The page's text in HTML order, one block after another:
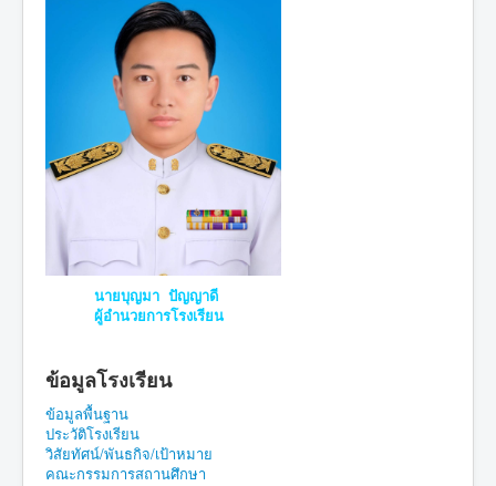
ปฏิทินกิจกรรม
ภาพกิจกรรม
ดาวน์โหลด
ติดต่อเรา
นายบุญมา ปัญญาดี
ผู้อำนวยการโรงเรียน
ข้อมูลโรงเรียน
ข้อมูลพื้นฐาน
ประวัติโรงเรียน
วิสัยทัศน์/พันธกิจ/เป้าหมาย
คณะกรรมการสถานศึกษา